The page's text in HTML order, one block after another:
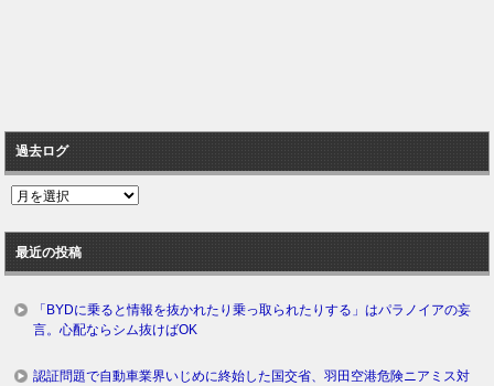
過去ログ
過
ロ
グ
最近の投稿
「BYDに乗ると情報を抜かれたり乗っ取られたりする」はパラノイアの妄
言。心配ならシム抜けばOK
認証問題で自動車業界いじめに終始した国交省、羽田空港危険ニアミス対